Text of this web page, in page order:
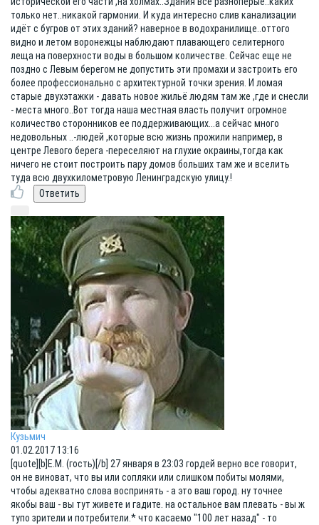
только нет..никакой гармонии. И куда интересно слив канализации
идёт с бугров от этих зданий? наверное в водохранилище..оттого
видно и летом воронежцы наблюдают плавающего селитерного
леща на поверхности воды в большом количестве. Сейчас еще не
поздно с Левым берегом не допустить эти промахи и застроить его
более профессионально с архитектурной точки зрения. И ломая
старые двухэтажки - давать новое жильё людям там же ,где и снесли
- места много..Вот тогда наша местная власть получит огромное
количество сторонников ее поддерживающих...а сейчас много
недовольных ..-людей ,которые всю жизнь прожили например, в
центре Левого берега -переселяют на глухие окраины,тогда как
ничего не стоит построить пару домов больших там же и вселить
туда всю двухкилометровую Ленинградскую улицу.!
Кузьмич
01.02.2017 13:16
[quote][b]Е.М. (гость)[/b] 27 января в 23:03 гордей верно все говорит,
он не виноват, что вы или сопляки или слишком побиты молями,
чтобы адекватно слова воспринять - а это ваш город. ну точнее
якобы ваш - вы тут живете и гадите. на остальное вам плевать - вы ж
тупо зрители и потребители.* что касаемо "100 лет назад" - то